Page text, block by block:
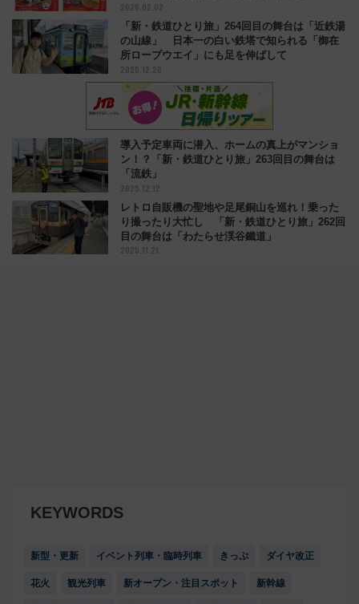
2026.02.02
「新・鉄道ひとり旅」264回目の舞台は「近鉄湯
の山線」 日本一の白い鉄塔で知られる「御在
所ロープウエイ」にも足を伸ばして
2025.12.26
導入予定車両に潜入、ホームの真上がマンショ
ン！？「新・鉄道ひとり旅」263回目の舞台は
「流鉄」
2025.12.12
レトロ自販機の聖地や足尾銅山を巡れ！乗った
り撮ったり大忙し 「新・鉄道ひとり旅」262回
目の舞台は「わたらせ渓谷鐵道」
2025.11.21
KEYWORDS
新型・更新 イベント列車・臨時列車 きっぷ ダイヤ改正
花火 観光列車 新オープン・注目スポット 新幹線